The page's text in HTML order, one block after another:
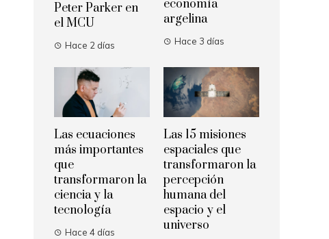
Peter Parker en
el MCU
Hace 2 días
economía
argelina
Hace 3 días
Las ecuaciones
más importantes
que
transformaron la
ciencia y la
tecnología
Hace 4 días
Las 15 misiones
espaciales que
transformaron la
percepción
humana del
espacio y el
universo